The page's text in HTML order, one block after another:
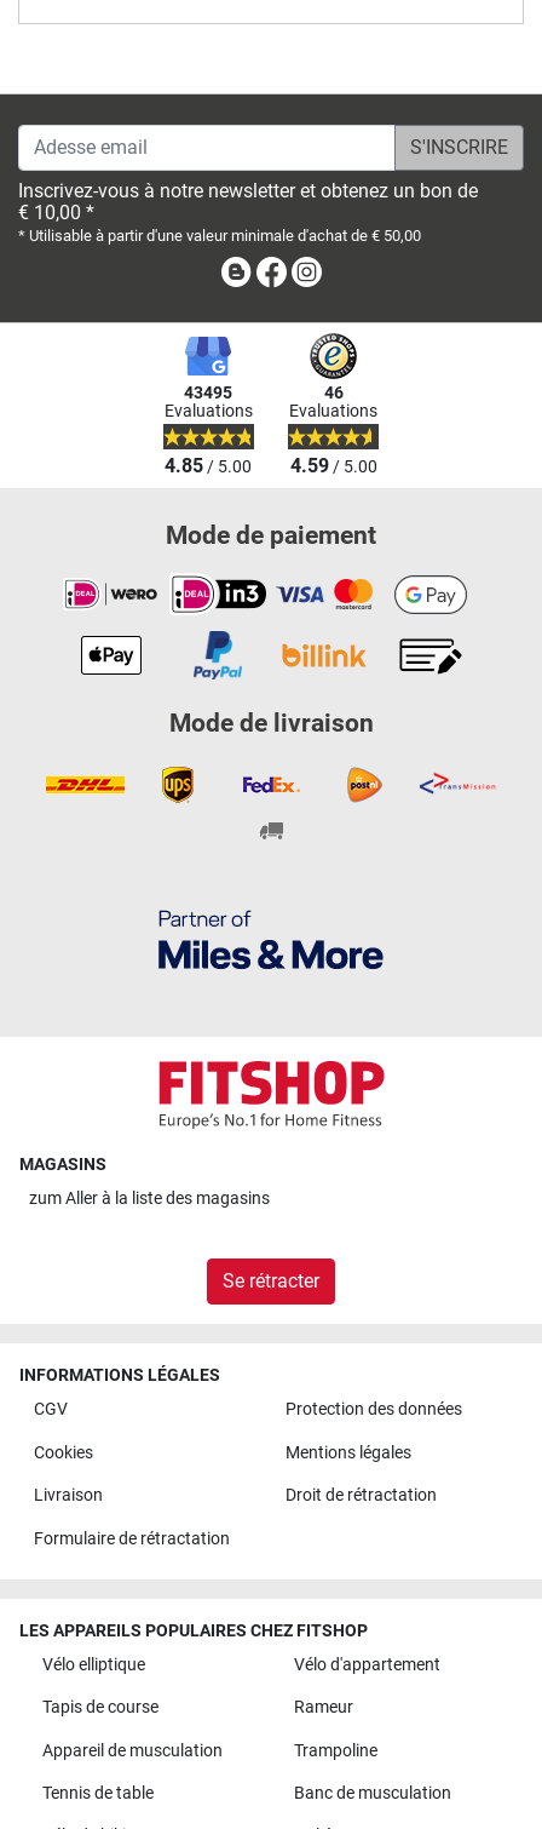
Adesse email
Inscrivez-vous à notre newsletter et obtenez un bon de
€ 10,00 *
* Utilisable à partir d'une valeur minimale d'achat de € 50,00
BlogFacebook
43495
Evaluations
4.85/ 5.00
46
Evaluations
4.59/ 5.00
Mode de paiement
Mode de livraison
MAGASINS
zumAller à la liste des magasins
Se rétracter
INFORMATIONS LÉGALES
CGV
Protection des données
Cookies Mentions légales
Livraison Droit de rétractation
Formulaire de rétractation
LES APPAREILS POPULAIRES CHEZ FITSHOP
Vélo elliptique
Vélo d'appartement
Tapis de course Rameur
Appareil de musculation Trampoline
Tennis de table Banc de musculation